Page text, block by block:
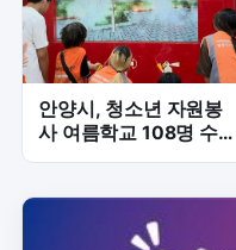
안양시, 청소년 자원봉
사 여름학교 108명 수
료…나눔 가치 배우다